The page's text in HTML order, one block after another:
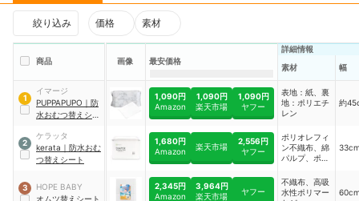
絞り込み 価格 素材
商品 画像 最安価格
詳細情報
素材
幅
1
イマージ
PUPPAPUPO ｜ 防
水おむつ替えシー
1,090円
Amazon
1,090円
楽天市場
1,090円
ヤフー
表地：紙、裏
地：ポリエチ
レン
約
2
ケラッタ
kerata ｜ 防水おむ
つ替えシート
1,680円
Amazon
楽天市場
2,556円
ヤフー
ポリオレフィ
ン不織布、綿
パルプ、ポリ
分子吸収材、
ポリオレフィ
ン樹脂
3
HOPE BABY
オムツ替えシート
2,345円
Amazon
3,964円
楽天市場
ヤフー
不織布、高吸
水性ポリマー